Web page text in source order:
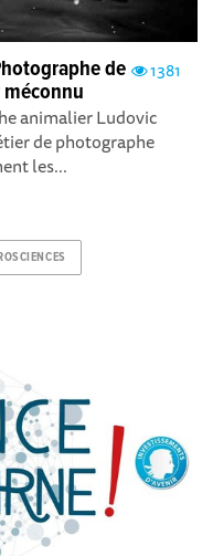
1381
de
animalier Ludovic
de photographe
les...